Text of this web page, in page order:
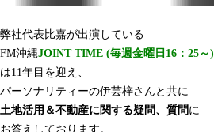
弊社代表比嘉が出演している
FM沖縄JOINT TIME (毎週金曜日16：25～)
は11年目を迎え、
パーソナリティーの伊芸梓さんと共に
土地活用＆不動産に関する疑問、質問 に
お答えしております。